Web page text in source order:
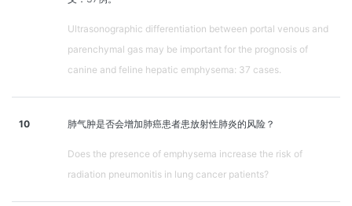
Ultrasonographic differentiation between portal venous and
parenchymal gas may be important for the prognosis of
canine and feline hepatic emphysema: 37 cases.
10 肺气肿是否会增加肺癌患者患放射性肺炎的风险？
Does the presence of emphysema increase the risk of
radiation pneumonitis in lung cancer patients?